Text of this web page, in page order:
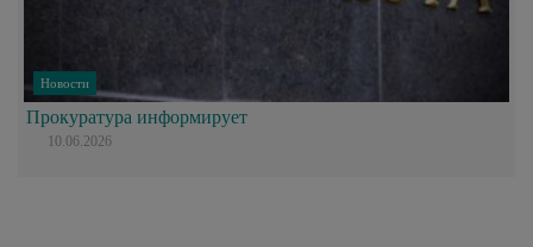
Новости
Прокуратура информирует
10.06.2026